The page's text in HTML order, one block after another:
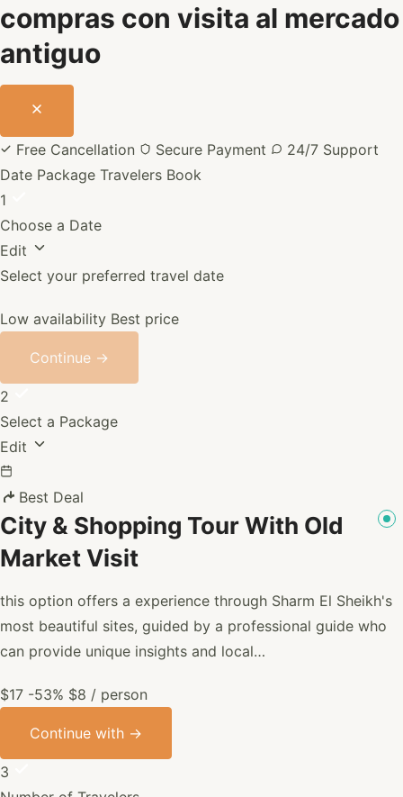
compras con visita al mercado
antiguo
Free Cancellation Secure Payment
24/7 Support
Date Package Travelers Book
1
Choose a Date
Edit
Select your preferred travel date
Low availability Best price
Continue →
2
Select a Package
Edit
Best Deal
City & Shopping Tour With Old
Market Visit
this option offers a experience through Sharm El Sheikh's
most beautiful sites, guided by a professional guide who
can provide unique insights and local…
$17 -53% $8 / person
Continue with →
3